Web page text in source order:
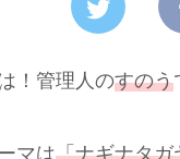
！管理人のすのう
マは「ナギナタガ